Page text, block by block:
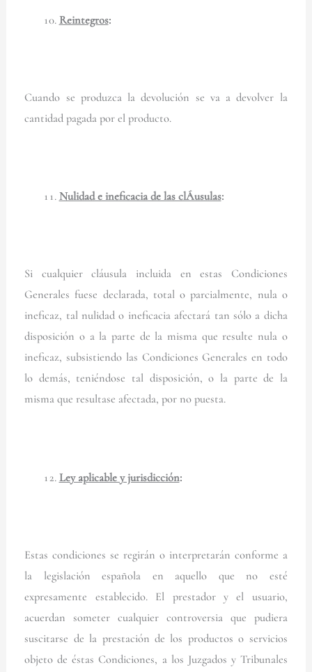
Reintegros:
Cuando se produzca la devolución se va a devolver la
cantidad pagada por el producto.
Nulidad e ineficacia de las clÁusulas:
Si cualquier cláusula incluida en estas Condiciones
Generales fuese declarada, total o parcialmente, nula o
ineficaz, tal nulidad o ineficacia afectará tan sólo a dicha
disposición o a la parte de la misma que resulte nula o
ineficaz, subsistiendo las Condiciones Generales en todo
lo demás, teniéndose tal disposición, o la parte de la
misma que resultase afectada, por no puesta.
Ley aplicable y jurisdicción:
Estas condiciones se regirán o interpretarán conforme a
la legislación española en aquello que no esté
expresamente establecido. El prestador y el usuario,
acuerdan someter cualquier controversia que pudiera
suscitarse de la prestación de los productos o servicios
objeto de éstas Condiciones, a los Juzgados y Tribunales